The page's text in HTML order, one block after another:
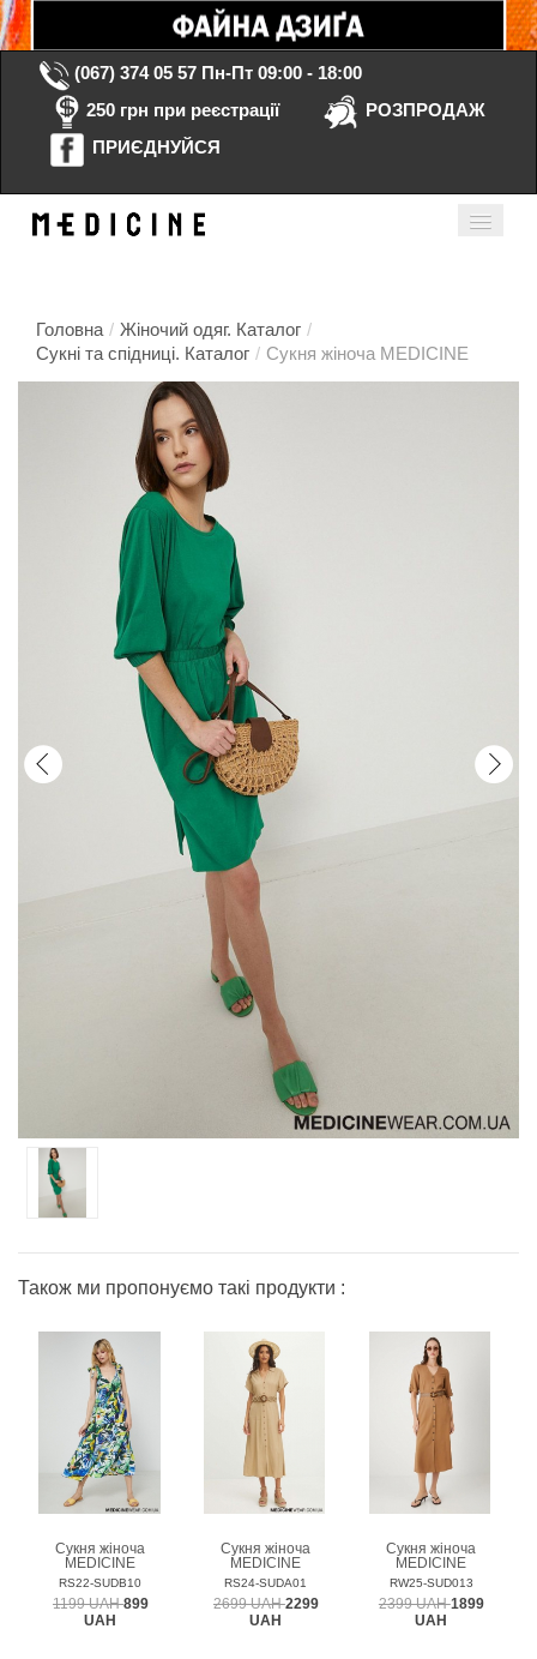
(067) 374 05 57 Пн-Пт 09:00 - 18:00
250 грн при реєстрації
РОЗПРОДАЖ
ПРИЄДНУЙСЯ
Головна / Жіночий одяг. Каталог /
Сукні та спідниці. Каталог / Сукня жіноча MEDICINE
Також ми пропонуємо такі продукти :
Сукня жіноча
MEDICINE
RS22-SUDB10
1199 UAH899
UAH
Сукня жіноча
MEDICINE
RS24-SUDA01
2699 UAH2299
UAH
Сукня жіноча
MEDICINE
RW25-SUD013
2399 UAH1899
UAH